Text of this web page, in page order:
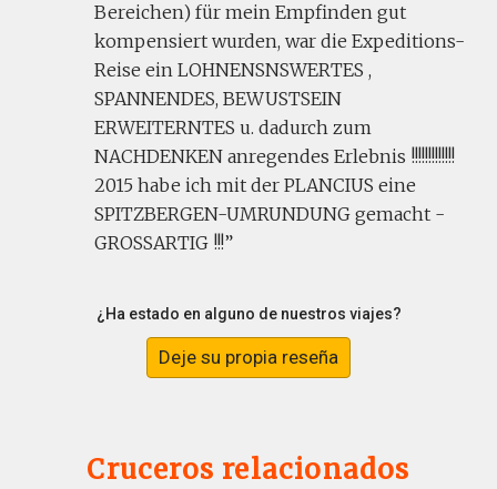
Bereichen) für mein Empfinden gut
kompensiert wurden, war die Expeditions-
Reise ein LOHNENSNSWERTES ,
SPANNENDES, BEWUSTSEIN
ERWEITERNTES u. dadurch zum
NACHDENKEN anregendes Erlebnis !!!!!!!!!!!!!
2015 habe ich mit der PLANCIUS eine
SPITZBERGEN-UMRUNDUNG gemacht -
GROSSARTIG !!!
¿Ha estado en alguno de nuestros viajes?
Deje su propia reseña
Cruceros relacionados